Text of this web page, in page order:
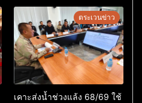
ตระเวนข่าว
เคาะส่งน้ำช่วงแล้ง 68/69 ใช้